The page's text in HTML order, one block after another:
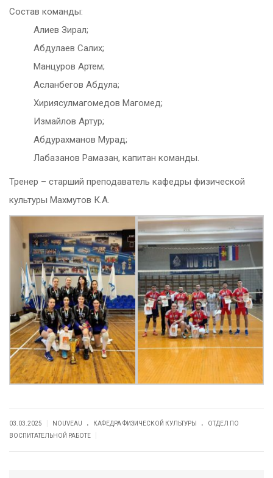
Состав команды:
Алиев Зирал;
Абдулаев Салих;
Манцуров Артем;
Асланбегов Абдула;
Хириясулмагомедов Магомед;
Измайлов Артур;
Абдурахманов Мурад;
Лабазанов Рамазан, капитан команды.
Тренер – старший преподаватель кафедры физической
культуры Махмутов К.А.
03.03.2025 NOUVEAU . КАФЕДРА ФИЗИЧЕСКОЙ КУЛЬТУРЫ .
ОТДЕЛ ПО
ВОСПИТАТЕЛЬНОЙ РАБОТЕ